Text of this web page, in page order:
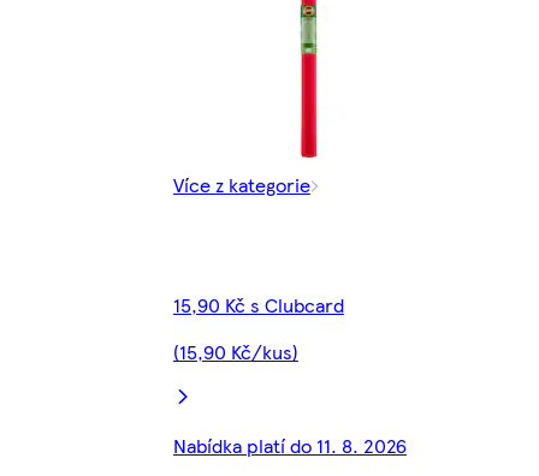
Více z kategorie
15,90 Kč s Clubcard
(15,90 Kč/kus)
Nabídka platí do 11. 8. 2026